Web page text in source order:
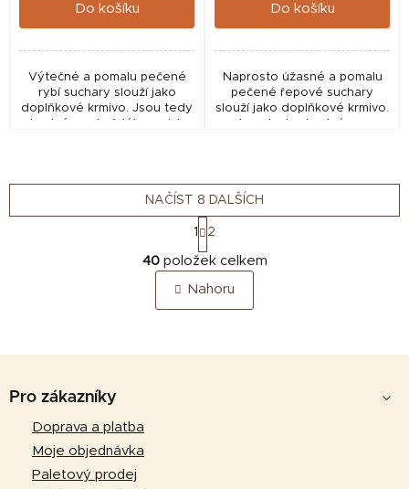
Do košíku
Výtečné a pomalu pečené
rybí suchary slouží jako
doplňkové krmivo. Jsou tedy
vhodné pro každého pejska
Do košíku
Naprosto úžasné a pomalu
pečené řepové suchary
slouží jako doplňkové krmivo.
Jsou tedy vhodné pro
O
v
l
á
a
NAČÍST 8 DALŠÍCH
S
t
r
á
n
k
1 2
40položek celkem
Nahoru
Pro zákazníky
Doprava a platba
Moje objednávka
Paletový prodej